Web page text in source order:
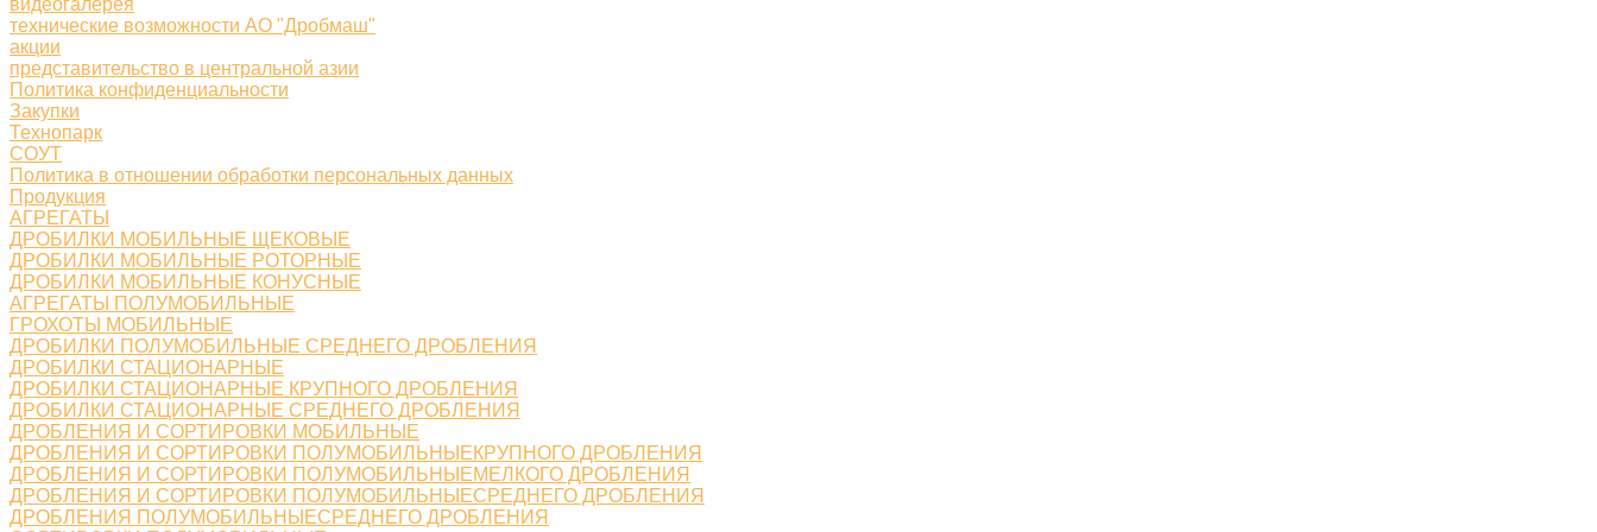
видеогалерея
технические возможности АО "Дробмаш"
акции
представительство в центральной азии
Политика конфиденциальности
Закупки
Технопарк
СОУТ
Политика в отношении обработки персональных данных
Продукция
АГРЕГАТЫ
ДРОБИЛКИ МОБИЛЬНЫЕ ЩЕКОВЫЕ
ДРОБИЛКИ МОБИЛЬНЫЕ РОТОРНЫЕ
ДРОБИЛКИ МОБИЛЬНЫЕ КОНУСНЫЕ
АГРЕГАТЫ ПОЛУМОБИЛЬНЫЕ
ГРОХОТЫ МОБИЛЬНЫЕ
ДРОБИЛКИ ПОЛУМОБИЛЬНЫЕ СРЕДНЕГО ДРОБЛЕНИЯ
ДРОБИЛКИ СТАЦИОНАРНЫЕ
ДРОБИЛКИ СТАЦИОНАРНЫЕ КРУПНОГО ДРОБЛЕНИЯ
ДРОБИЛКИ СТАЦИОНАРНЫЕ СРЕДНЕГО ДРОБЛЕНИЯ
ДРОБЛЕНИЯ И СОРТИРОВКИ МОБИЛЬНЫЕ
ДРОБЛЕНИЯ И СОРТИРОВКИ ПОЛУМОБИЛЬНЫЕКРУПНОГО ДРОБЛЕНИЯ
ДРОБЛЕНИЯ И СОРТИРОВКИ ПОЛУМОБИЛЬНЫЕМЕЛКОГО ДРОБЛЕНИЯ
ДРОБЛЕНИЯ И СОРТИРОВКИ ПОЛУМОБИЛЬНЫЕСРЕДНЕГО ДРОБЛЕНИЯ
ДРОБЛЕНИЯ ПОЛУМОБИЛЬНЫЕСРЕДНЕГО ДРОБЛЕНИЯ